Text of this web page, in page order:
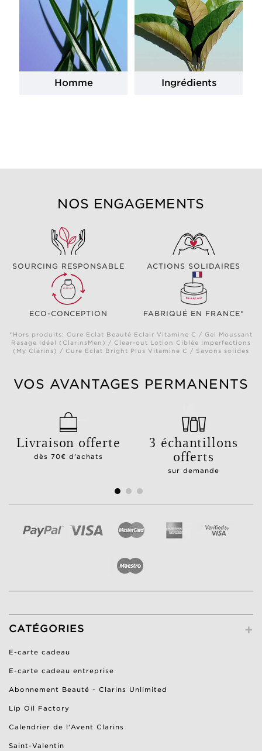
Homme Ingrédients
NOS ENGAGEMENTS
SOURCING RESPONSABLE ACTIONS SOLIDAIRES
ECO-CONCEPTION FABRIQUÉ EN FRANCE*
*Hors produits: Cure Eclat Beauté Eclair Vitamine C / Gel Moussant
Rasage Idéal (ClarinsMen) / Clear-out Lotion Ciblée Imperfections
(My Clarins) / Cure Eclat Bright Plus Vitamine C / Savons solides
VOS AVANTAGES PERMANENTS
Livraison offerte
dès 70€ d'achats
3 échantillons
offerts
sur demande
+
CATÉGORIES
E-carte cadeau
E-carte cadeau entreprise
Abonnement Beauté - Clarins Unlimited
Lip Oil Factory
Calendrier de l'Avent Clarins
Saint-Valentin